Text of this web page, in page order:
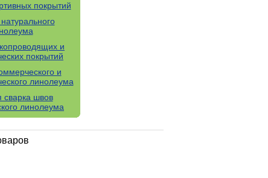
покрытий
и
покрытий
и
линолеума
сварка швов
линолеума